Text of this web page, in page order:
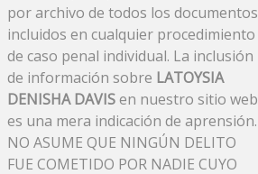
por archivo de todos los documentos
incluidos en cualquier procedimiento
de caso penal individual. La inclusión
de información sobre LATOYSIA
DENISHA DAVISen nuestro sitio web
es una mera indicación de aprensión.
NO ASUME QUE NINGÚN DELITO
FUE COMETIDO POR NADIE CUYO